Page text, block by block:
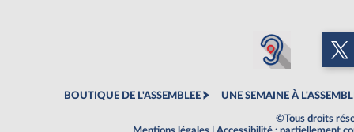
BOUTIQUE DE L'ASSEMBLEE UNE SEMAINE À
©Tous droits
Mentions légales
Accessibilité : partiellement